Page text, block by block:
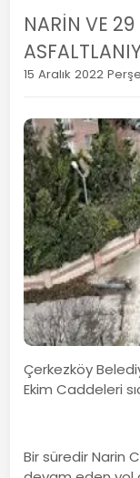
NARİN VE 29
15 Aralık 2022
Çerkezköy
Ekim Caddeleri
Bir süredir Narin